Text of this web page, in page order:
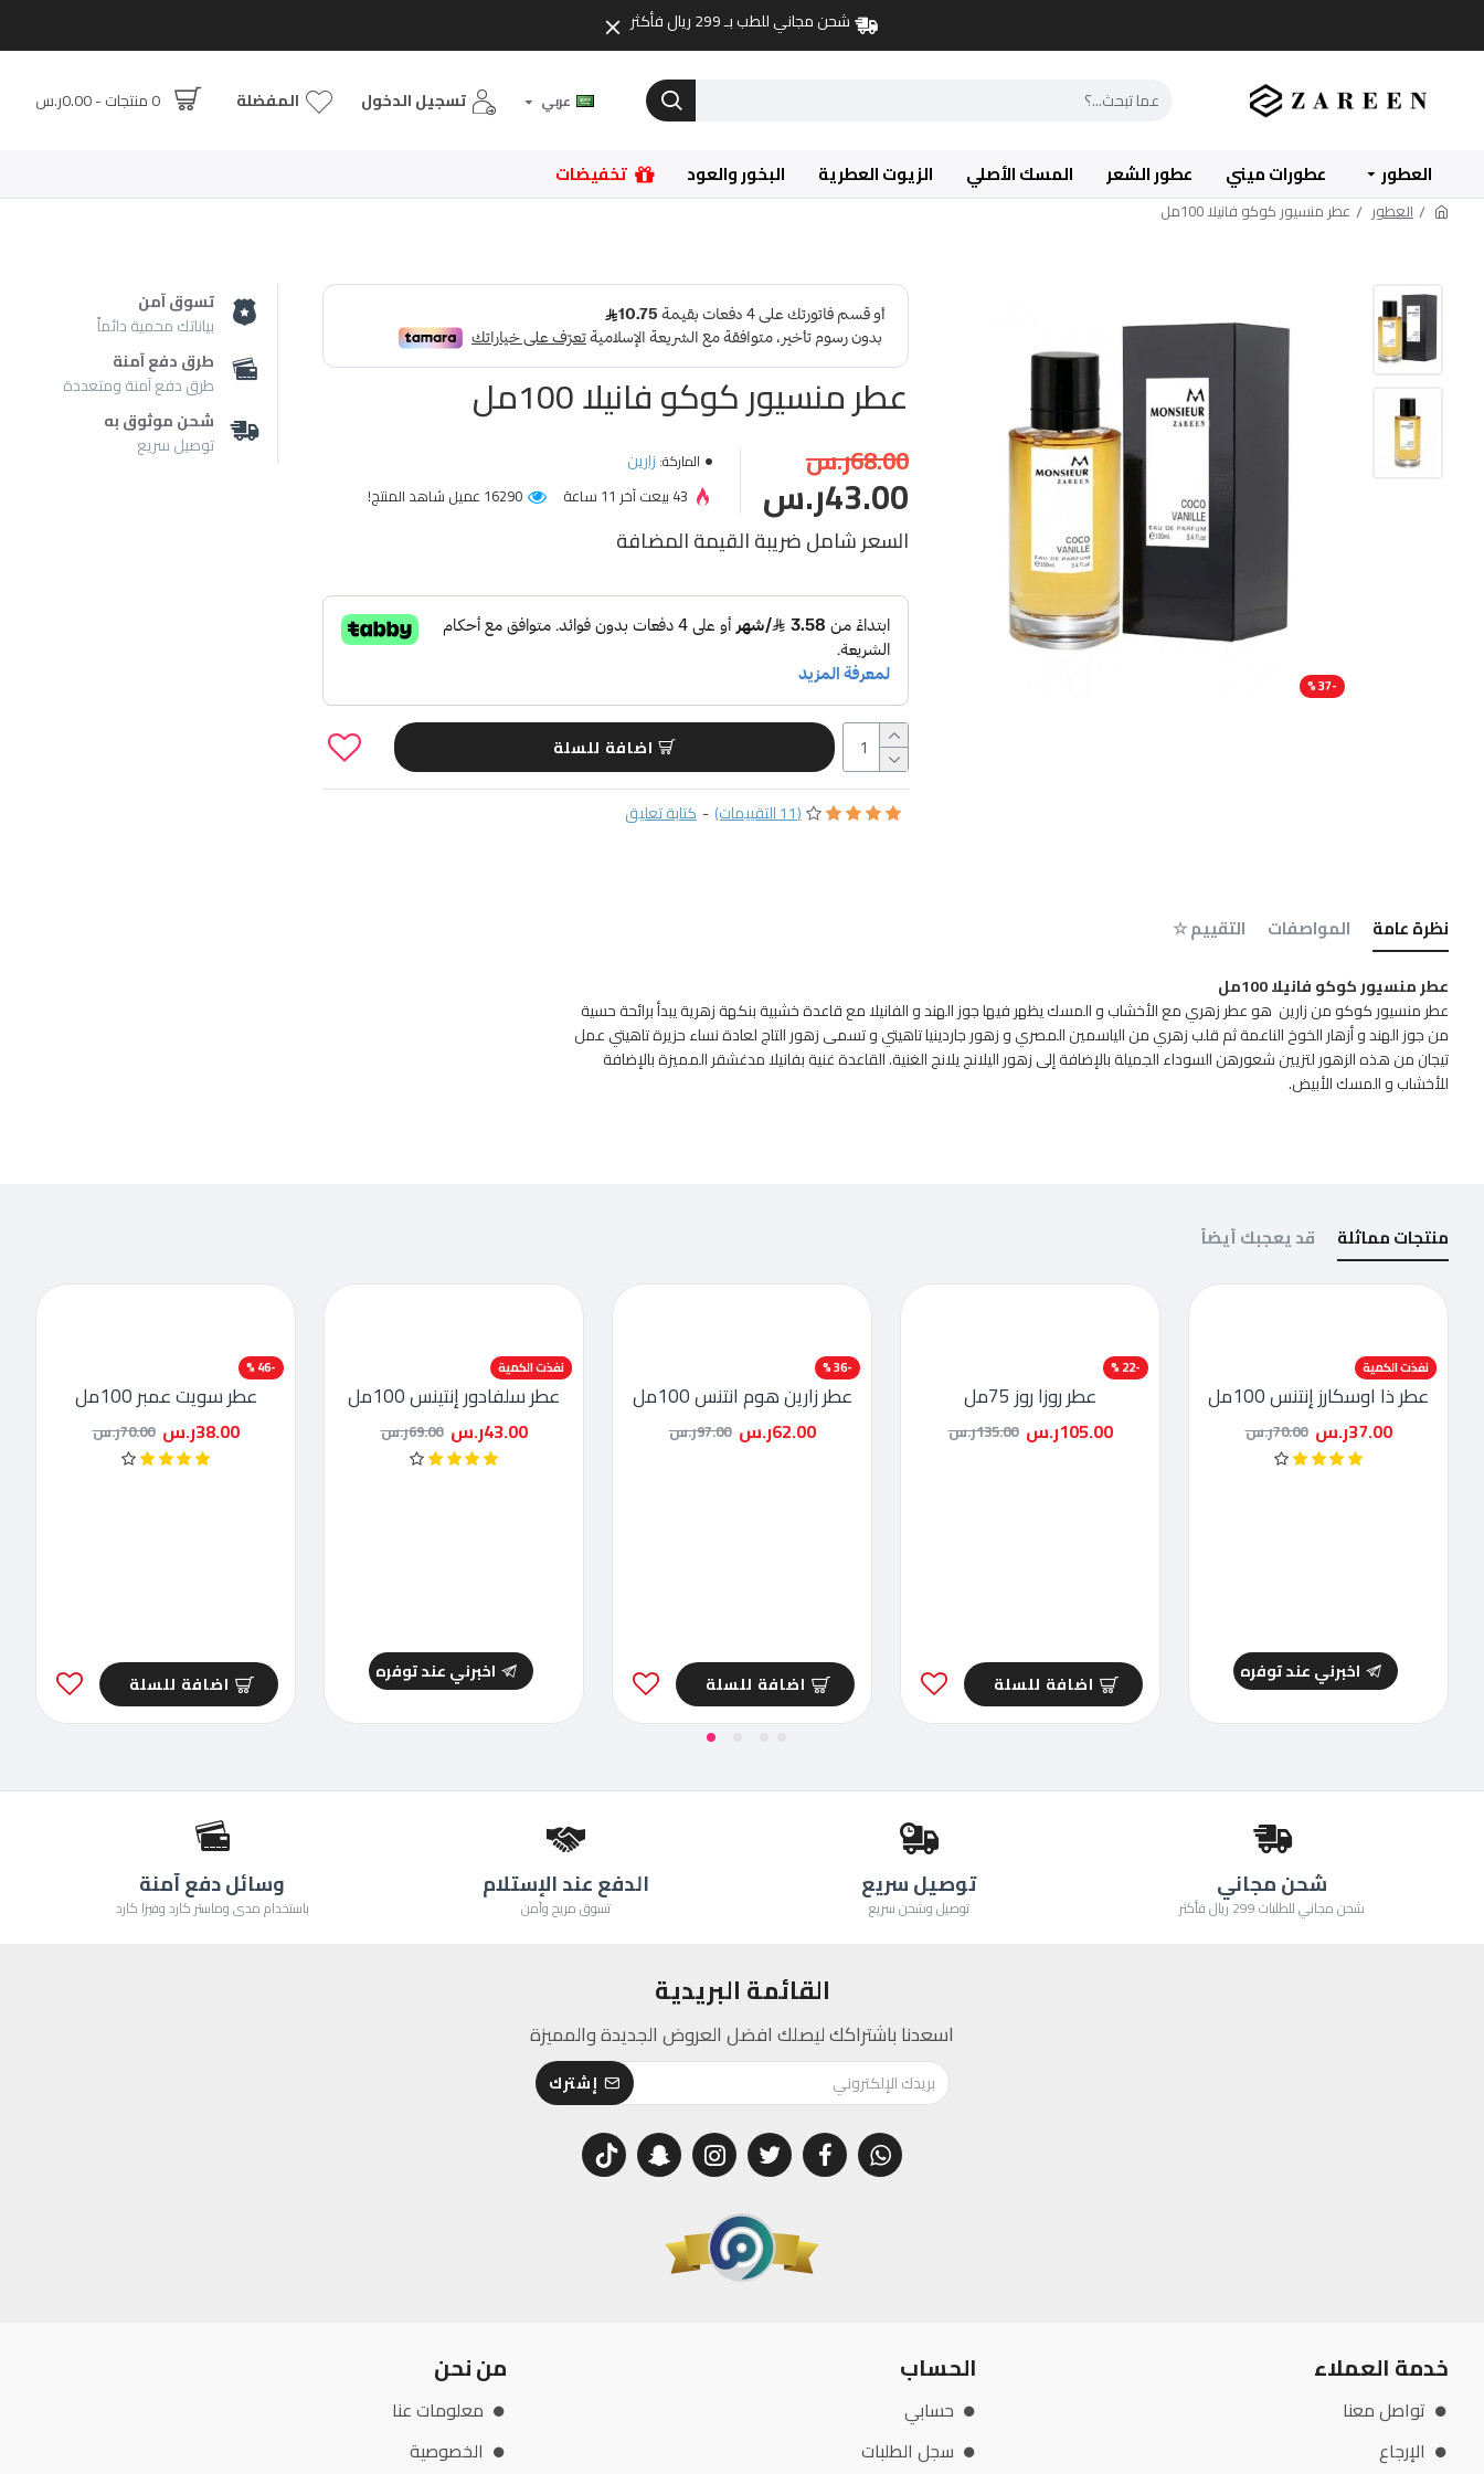
شحن مجاني للطب بـ 299 ريال فأكثر
عربي تسجيل الدخول المفضلة 0 منتجات - 0.00ر.س
العطور عطورات ميني عطور الشعر المسك الأصلي الزيوت العطرية البخور والعود تخفيضات
العطور عطر منسيور كوكو فانيلا 100مل
-37 %
عطر منسيور كوكو فانيلا 100مل
السعر شامل ضريبة القيمة المضافة
(11 التقييمات) - كتابة تعليق
43.00ر.س
68.00ر.س الماركة: زارين
43 بيعت آخر 11 ساعة 16290 عميل شاهد المنتج!
اضافة للسلة
نظرة عامة المواصفات التقييم ☆
عطر منسيور كوكو فانيلا 100مل
عطر منسيور كوكو من زارين هو عطر زهري مع الأخشاب و المسك يظهر فيها جوز الهند و الفانيلا مع قاعدة خشبية بنكهة زهرية يبدأ برائحة حسية
من جوز الهند و أزهار الخوخ الناعمة ثم قلب زهري من الياسمين المصري و زهور جاردينيا تاهيتي و تسمى زهور التاج لعادة نساء حزيرة تاهيتي عمل
تيجان من هذه الزهور لتزيين شعورهن السوداء الجميلة بالإضافة إلى زهور اليلانج يلانج الغنية. القاعدة غنية بفانيلا مدغشقر المميزة بالإضافة
للأخشاب و المسك الأبيض.
تسوق آمن
بياناتك محمية دائماً
طرق دفع آمنة
طرق دفع آمنة ومتعددة
شحن موثوق به
توصيل سريع
منتجات مماثلة قد يعجبك أيضاً
-47 %
نفذت الكمية
عطر ذا اوسكارز إنتنس 100مل
37.00ر.س 70.00ر.س
اخبرني عند توفره
-22 %
عطر روزا روز 75مل
105.00ر.س 135.00ر.س
اضافة للسلة
-36 %
عطر زارين هوم انتنس 100مل
62.00ر.س 97.00ر.س
اضافة للسلة
-38 %
نفذت الكمية
عطر سلفادور إنتينس 100مل
43.00ر.س 69.00ر.س
اخبرني عند توفره
-46 %
عطر سويت عمبر 100مل
38.00ر.س 70.00ر.س
اضافة للسلة
شحن مجاني
شحن مجاني للطلبات 299 ريال فأكثر
توصيل سريع
توصيل وشحن سريع
الدفع عند الإستلام
تسوق مريح وآمن
وسائل دفع آمنة
باستخدام مدى وماستر كارد وفيزا كارد
القائمة البريدية
اسعدنا باشتراكك ليصلك افضل العروض الجديدة والمميزة
إشترك
خدمة العملاء
تواصل معنا
الإرجاع
الحساب
حسابي
سجل الطلبات
من نحن
معلومات عنا
الخصوصية